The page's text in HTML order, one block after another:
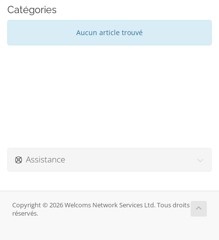
Catégories
Aucun article trouvé
Assistance
Copyright © 2026 Welcoms Network Services Ltd. Tous droits
réservés.